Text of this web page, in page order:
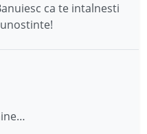
ca te intalnesti